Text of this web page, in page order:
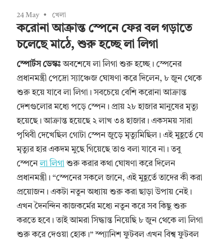
24 May খেলা
করোনা আক্রান্ত স্পেনে ফের বল গড়াতে
চলেছে মাঠে, শুরু হচ্ছে লা লিগা
স্পোর্টস ডেস্কঃঅবশেষে লা লিগা শুরু হচ্ছে। স্পেনের
প্রধানমন্ত্রী পেদ্রো স্যাঞ্চেজ ঘোষণা করে দিলেন, ৮ জুন থেকে
শুরু হয়ে যাবে লা লিগা। সবচেয়ে বেশি করোনা আক্রান্ত
দেশগুলোর মধ্যে পড়ে স্পেন। প্রায় ২৮ হাজার মানুষের মৃত্যু
হয়েছে। আক্রান্ত হয়েছে ২ লাখ ৩৪ হাজার। একসময় সারা
পৃথিবী দেখেছিল গোটা স্পেন জুড়ে মৃত্যুমিছিল। এই মুহূর্তে যে
মৃত্যুর হার একদম মুছে গিয়েছে তাও বলা যাবে না। তবু
স্পেনেলা লিগা শুরু করার কথা ঘোষণা করে দিলেন
প্রধানমন্ত্রী। “স্পেনের সকলে জানে, এই মুহূর্তে তাদের কী করা
প্রয়োজন। একটা নতুন অধ্যায় শুরু করা ছাড়া উপায় নেই।
এখন দৈনন্দিন কাজকর্মের মধ্যে নতুন করে সব কিছু শুরু
করতে হবে। তাই আমরা সিদ্ধান্ত নিয়েছি ৮ জুন থেকে লা লিগা
শুরু করে দেওয়া হোক।” স্প্যানিশ ফুটবল এখন বিশ্ব ফুটবল